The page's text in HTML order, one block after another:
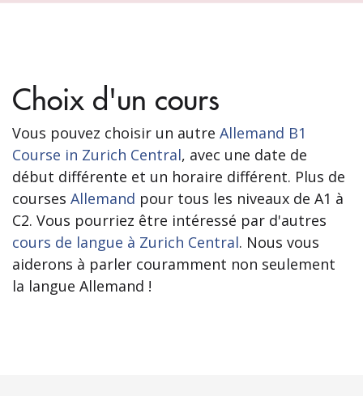
Choix d'un cours
Vous pouvez choisir un autre Allemand B1
Course in Zurich Central, avec une date de
début différente et un horaire différent. Plus de
courses Allemand pour tous les niveaux de A1 à
C2. Vous pourriez être intéressé par d'autres
cours de langue à Zurich Central. Nous vous
aiderons à parler couramment non seulement
la langue Allemand !